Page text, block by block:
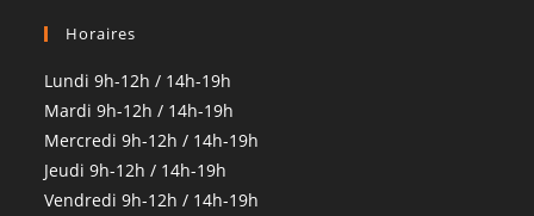
Horaires
Lundi 9h-12h / 14h-19h
Mardi 9h-12h / 14h-19h
Mercredi 9h-12h / 14h-19h
Jeudi 9h-12h / 14h-19h
Vendredi 9h-12h / 14h-19h